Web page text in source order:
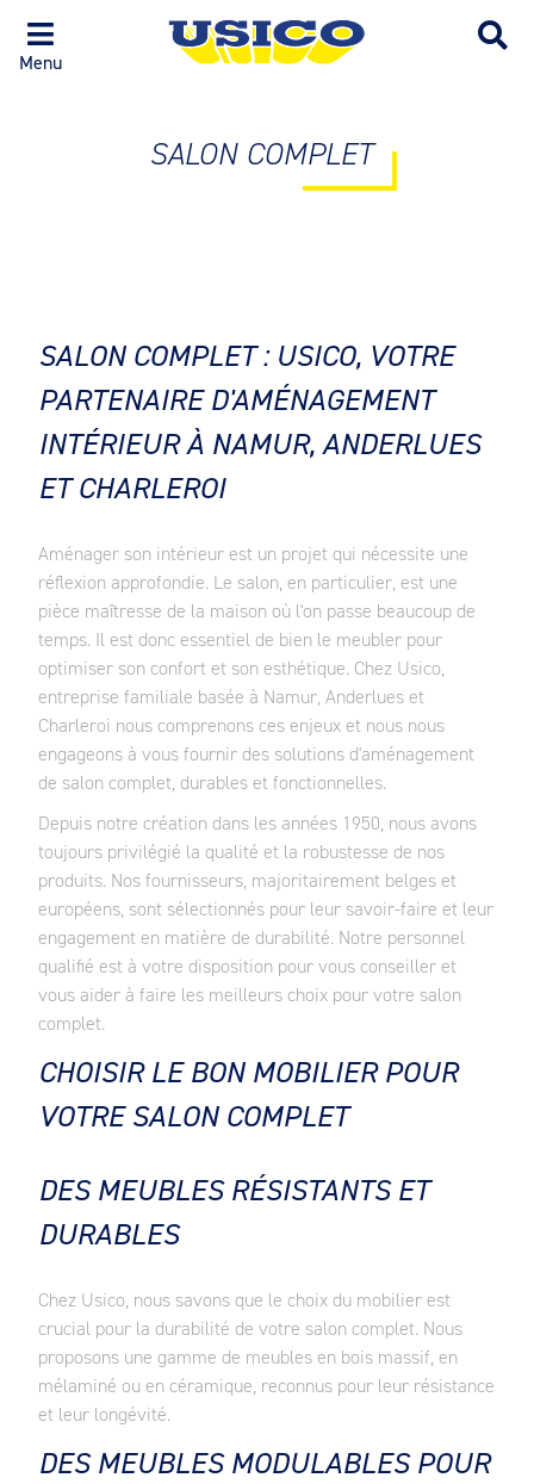
Menu
SALON COMPLET
SALON COMPLET : USICO, VOTRE
PARTENAIRE D'AMÉNAGEMENT
INTÉRIEUR À NAMUR, ANDERLUES
ET CHARLEROI
Aménager son intérieur est un projet qui nécessite une
réflexion approfondie. Le salon, en particulier, est une
pièce maîtresse de la maison où l'on passe beaucoup de
temps. Il est donc essentiel de bien le meubler pour
optimiser son confort et son esthétique. Chez Usico,
entreprise familiale basée à Namur, Anderlues et
Charleroi nous comprenons ces enjeux et nous nous
engageons à vous fournir des solutions d'aménagement
de salon complet, durables et fonctionnelles.
Depuis notre création dans les années 1950, nous avons
toujours privilégié la qualité et la robustesse de nos
produits. Nos fournisseurs, majoritairement belges et
européens, sont sélectionnés pour leur savoir-faire et leur
engagement en matière de durabilité. Notre personnel
qualifié est à votre disposition pour vous conseiller et
vous aider à faire les meilleurs choix pour votre salon
complet.
CHOISIR LE BON MOBILIER POUR
VOTRE SALON COMPLET
DES MEUBLES RÉSISTANTS ET
DURABLES
Chez Usico, nous savons que le choix du mobilier est
crucial pour la durabilité de votre salon complet. Nous
proposons une gamme de meubles en bois massif, en
mélaminé ou en céramique, reconnus pour leur résistance
et leur longévité.
DES MEUBLES MODULABLES POUR